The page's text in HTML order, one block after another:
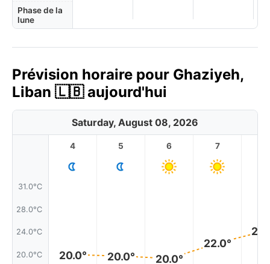
Phase de la
lune
Prévision horaire pour Ghaziyeh,
Liban 🇱🇧 aujourd'hui
Saturday, August 08, 2026
31.0°C
28.0°C
24.0°C
20.0°C
4
20.0°
5
20.0°
6
20.0°
7
22.0°